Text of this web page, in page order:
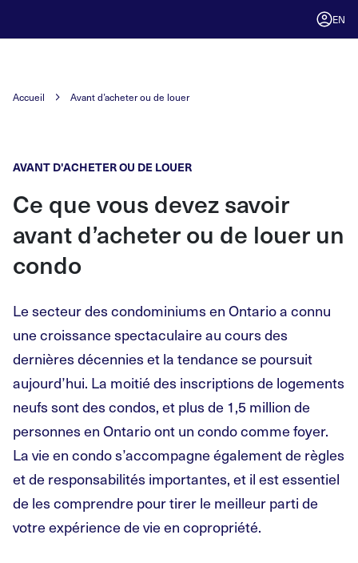
EN
Accueil Avant d’acheter ou de louer
AVANT D'ACHETER OU DE LOUER
Ce que vous devez savoir
avant d’acheter ou de louer un
condo
Le secteur des condominiums en Ontario a connu
une croissance spectaculaire au cours des
dernières décennies et la tendance se poursuit
aujourd’hui. La moitié des inscriptions de logements
neufs sont des condos, et plus de 1,5 million de
personnes en Ontario ont un condo comme foyer.
La vie en condo s’accompagne également de règles
et de responsabilités importantes, et il est essentiel
de les comprendre pour tirer le meilleur parti de
votre expérience de vie en copropriété.